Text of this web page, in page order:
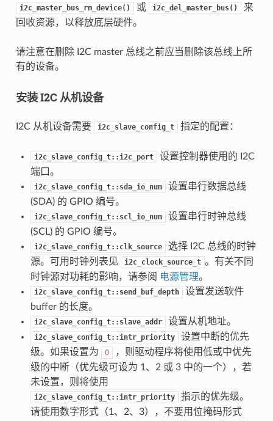
i2c_master_bus_rm_device() 或 i2c_del_master_bus()
来
回收资源，以释放底层硬件。
请注意在删除 I2C master 总线之前应当删除该总线上所
有的设备。
安装 I2C 从机设备
I2C 从机设备需要 i2c_slave_config_t 指定的配置：
i2c_slave_config_t::i2c_port
设置控制器使用的 I2C
端口。
i2c_slave_config_t::sda_io_num
设置串行数据总线
(SDA) 的 GPIO 编号。
i2c_slave_config_t::scl_io_num
设置串行时钟总线
(SCL) 的 GPIO 编号。
i2c_slave_config_t::clk_source
选择 I2C 总线的时钟
源。可用时钟列表见
i2c_clock_source_t 。有关不同
时钟源对功耗的影响，请参阅 电源管理。
i2c_slave_config_t::send_buf_depth
设置发送软件
buffer 的长度。
i2c_slave_config_t::slave_addr 设置从机地址。
i2c_slave_config_t::intr_priority
设置中断的优先
级。如果设置为
0
，则驱动程序将使用低或中优先
级的中断（优先级可设为 1、2 或 3 中的一个），若
未设置，则将使用
i2c_slave_config_t::intr_priority
指示的优先级。
请使用数字形式（1、2、3），不要用位掩码形式